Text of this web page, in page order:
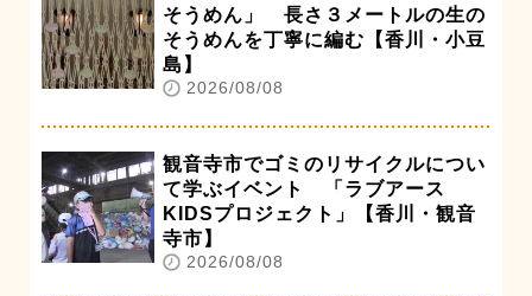
そうめん」 長さ３メートルの生の
そうめんを丁寧に編む【香川・小豆
島】
2026/08/08
観音寺市でゴミのリサイクルについ
て学ぶイベント 「ラブアース
KIDSプロジェクト」【香川・観音
寺市】
2026/08/08